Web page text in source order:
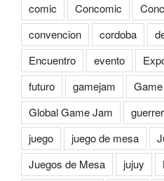
comic
Concomic
convencion
cordoba
Encuentro
evento
futuro
gamejam
Global Game Jam
juego
juego de mesa
Juegos de Mesa
jujuy